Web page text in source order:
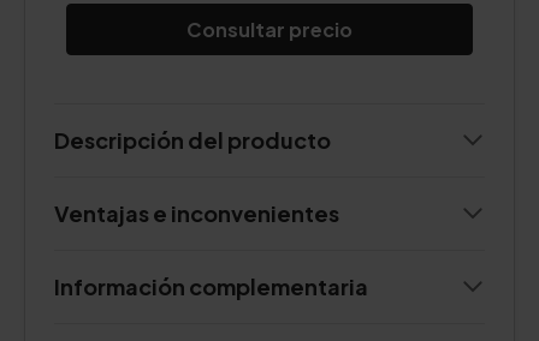
Consultar precio
Descripción del producto
Ventajas e inconvenientes
Información complementaria